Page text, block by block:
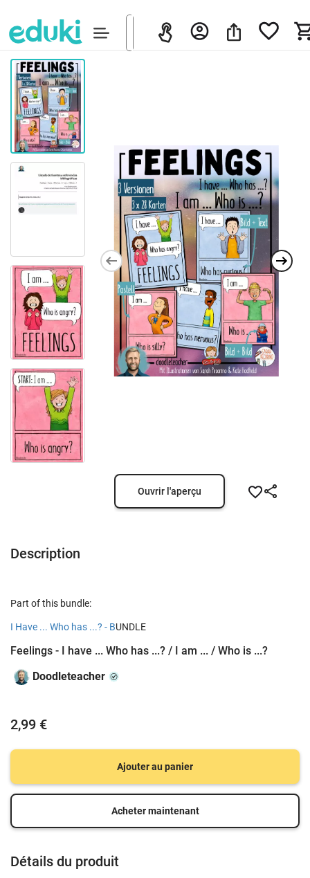
Ouvrir l'aperçu
Description
Part of this bundle:
I Have ... Who has ...? - BUNDLE
Feelings - I have ... Who has ...? / I am ... / Who is ...?
Doodleteacher
2,99 €
Ajouter au panier
Acheter maintenant
Détails du produit